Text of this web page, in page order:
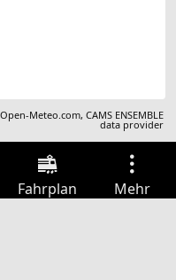
Open-Meteo.com,CAMS ENSEMBLE
data provider
Fahrplan Mehr